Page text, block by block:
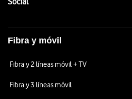
Fibra y móvil
Fibra y 2 líneas móvil + TV
Fibra y 3 líneas móvil